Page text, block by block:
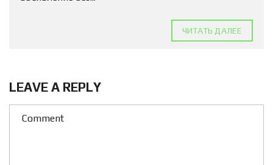
ЧИТАТЬ ДАЛЕЕ
LEAVE A REPLY